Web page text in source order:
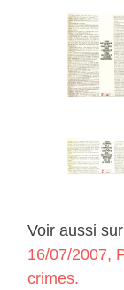
Voir aussi
16/07/2007,
crimes.